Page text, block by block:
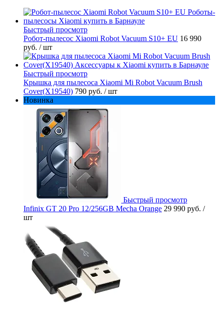
Быстрый просмотр
Робот-пылесос Xiaomi Robot Vacuum S10+ EU 16 990
руб. / шт
Быстрый просмотр
Крышка для пылесоса Xiaomi Mi Robot Vacuum Brush
Cover(X19540) 790 руб. / шт
Новинка
Быстрый просмотр
Infinix GT 20 Pro 12/256GB Mecha Orange 29 990 руб. /
шт